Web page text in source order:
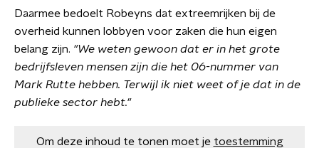
Daarmee bedoelt Robeyns dat extreemrijken bij de
overheid kunnen lobbyen voor zaken die hun eigen
belang zijn. "We weten gewoon dat er in het grote
bedrijfsleven mensen zijn die het 06-nummer van
Mark Rutte hebben. Terwijl ik niet weet of je dat in de
publieke sector hebt."
Om deze inhoud te tonen moet je toestemming